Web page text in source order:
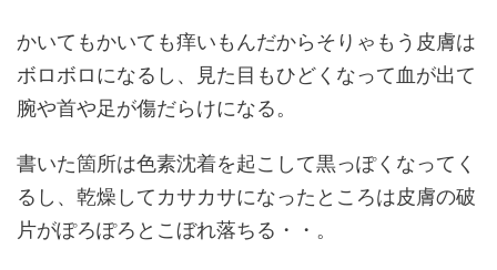
かいてもかいても痒いもんだからそりゃもう皮膚は
ボロボロになるし、見た目もひどくなって血が出て
腕や首や足が傷だらけになる。
書いた箇所は色素沈着を起こして黒っぽくなってく
るし、乾燥してカサカサになったところは皮膚の破
片がぽろぽろとこぼれ落ちる・・。